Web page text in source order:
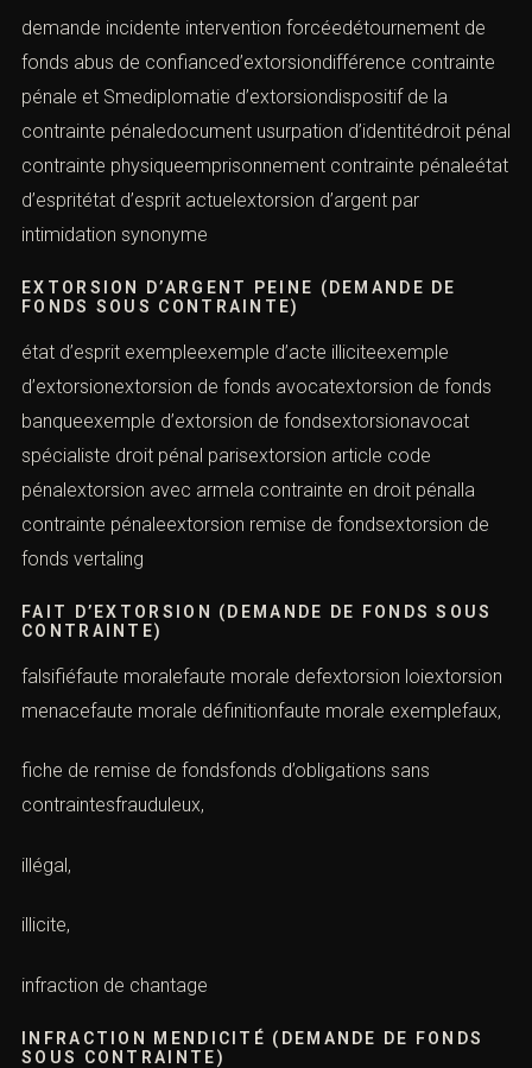
demande incidente intervention forcéedétournement de
fonds abus de confianced’extorsiondifférence contrainte
pénale et Smediplomatie d’extorsiondispositif de la
contrainte pénaledocument usurpation d’identitédroit pénal
contrainte physiqueemprisonnement contrainte pénaleétat
d’espritétat d’esprit actuelextorsion d’argent par
intimidation synonyme
EXTORSION D’ARGENT PEINE (DEMANDE DE
FONDS SOUS CONTRAINTE)
état d’esprit exempleexemple d’acte illiciteexemple
d’extorsionextorsion de fonds avocatextorsion de fonds
banqueexemple d’extorsion de fondsextorsionavocat
spécialiste droit pénal parisextorsion article code
pénalextorsion avec armela contrainte en droit pénalla
contrainte pénaleextorsion remise de fondsextorsion de
fonds vertaling
FAIT D’EXTORSION (DEMANDE DE FONDS SOUS
CONTRAINTE)
falsifiéfaute moralefaute morale defextorsion loiextorsion
menacefaute morale définitionfaute morale exemplefaux,
fiche de remise de fondsfonds d’obligations sans
contraintesfrauduleux,
illégal,
illicite,
infraction de chantage
INFRACTION MENDICITÉ (DEMANDE DE FONDS
SOUS CONTRAINTE)